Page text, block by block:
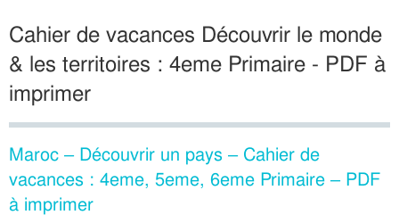
Cahier de vacances Découvrir le monde
& les territoires : 4eme Primaire - PDF à
imprimer
Maroc – Découvrir un pays – Cahier de
vacances : 4eme, 5eme, 6eme Primaire – PDF
à imprimer